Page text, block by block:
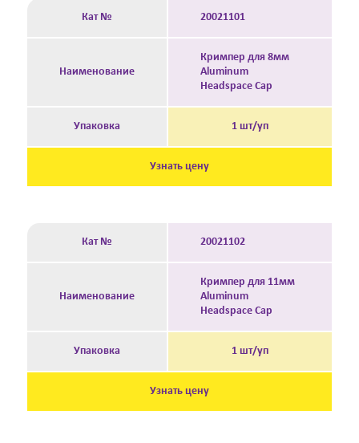
Кат № 20021101
Наименование
Кримпер для 8мм
Aluminum
Headspace Cap
Упаковка 1 шт/уп
Узнать цену
Кат № 20021102
Наименование
Кримпер для 11мм
Aluminum
Headspace Cap
Упаковка 1 шт/уп
Узнать цену